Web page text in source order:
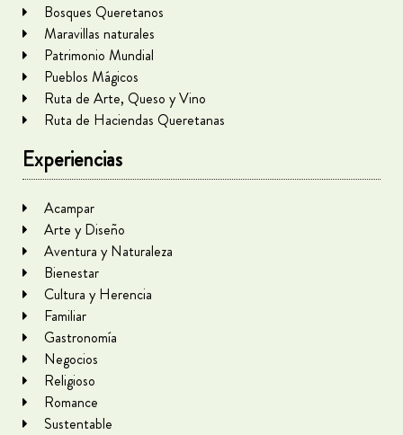
Bosques Queretanos
Maravillas naturales
Patrimonio Mundial
Pueblos Mágicos
Ruta de Arte, Queso y Vino
Ruta de Haciendas Queretanas
Experiencias
Acampar
Arte y Diseño
Aventura y Naturaleza
Bienestar
Cultura y Herencia
Familiar
Gastronomía
Negocios
Religioso
Romance
Sustentable